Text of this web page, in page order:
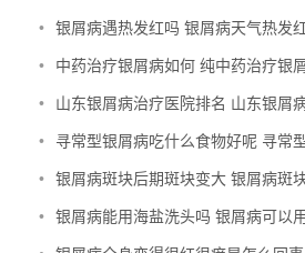
• 银屑病遇热发红吗 银屑病天气热发
• 中药治疗银屑病如何 纯中药治疗银
• 山东银屑病治疗医院排名 山东银屑
• 寻常型银屑病吃什么食物好呢 寻常型银
• 银屑病斑块后期斑块变大 银屑病斑
• 银屑病能用海盐洗头吗 银屑病可以